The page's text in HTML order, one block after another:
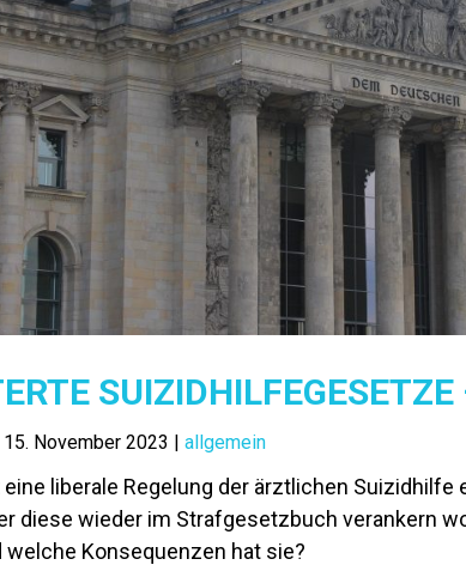
15. November 2023 |allgemein
liberale Regelung der ärztlichen
diese wieder im Strafgesetzbuch verankern
Konsequenzen hat sie?